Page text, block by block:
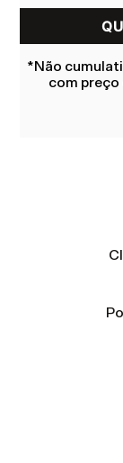
*Não
com preço